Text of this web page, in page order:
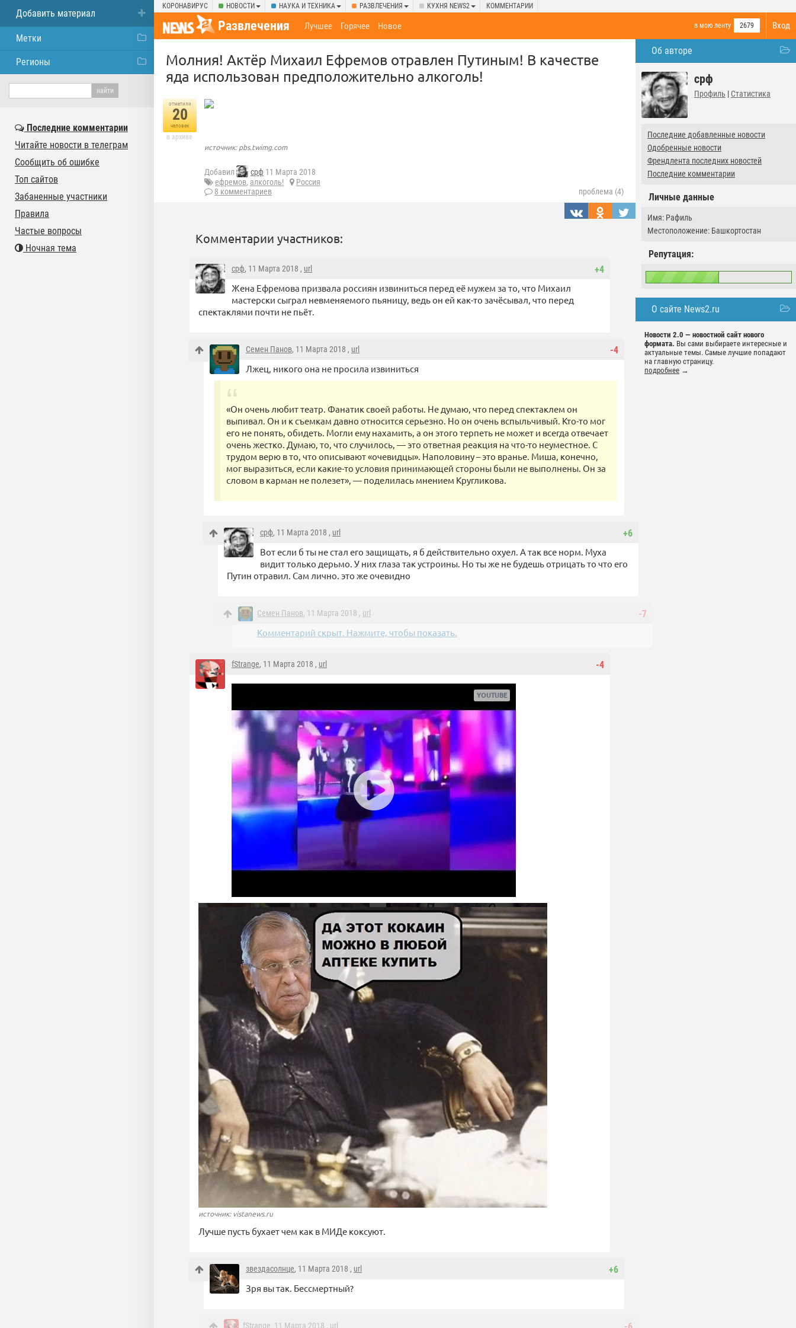
КОРОНАВИРУС НОВОСТИ НАУКА И ТЕХНИКА РАЗВЛЕЧЕНИЯ КУХНЯ NEWS2 КОММЕНТАРИИ
Вход
Развлечения в мою ленту 2679
Лучшее Горячее Новое
Об авторе
срф
Профиль | Статистика
Последние добавленные новости
Одобренные новости
Френдлента последних новостей
Последние комментарии
Личные данные
Имя: Рафиль
Местоположение: Башкортостан
Репутация:
О сайте News2.ru
Новости 2.0 — новостной сайт нового
формата. Вы сами выбираете интересные и
актуальные темы. Самые лучшие попадают
на главную страницу.
подробнее →
Молния! Актёр Михаил Ефремов отравлен Путиным! В качестве
яда использован предположительно алкоголь!
отметили
20
человек
в архиве
источник: pbs.twimg.com
Добавил срф 11 Марта 2018
ефремов, алкоголь!
Россия
8 комментариев
проблема (4)
Комментарии участников:
+4
срф, 11 Марта 2018 , url
Жена Ефремова призвала россиян извиниться перед её мужем за то, что Михаил
мастерски сыграл невменяемого пьяницу, ведь он ей как-то зачёсывал, что перед
спектаклями почти не пьёт.
-4
Семен Панов, 11 Марта 2018 , url
Лжец, никого она не просила извиниться
«Он очень любит театр. Фанатик своей работы. Не думаю, что перед спектаклем он
выпивал. Он и к съемкам давно относится серьезно. Но он очень вспыльчивый. Кто-то мог
его не понять, обидеть. Могли ему нахамить, а он этого терпеть не может и всегда отвечает
очень жестко. Думаю, то, что случилось, — это ответная реакция на что-то неуместное. С
трудом верю в то, что описывают «очевидцы». Наполовину – это вранье. Миша, конечно,
мог выразиться, если какие-то условия принимающей стороны были не выполнены. Он за
словом в карман не полезет», — поделилась мнением Кругликова.
+6
срф, 11 Марта 2018 , url
Вот если б ты не стал его защищать, я б действительно охуел. А так все норм. Муха
видит только дерьмо. У них глаза так устроины. Но ты же не будешь отрицать то что его
Путин отравил. Сам лично. это же очевидно
-7
Семен Панов, 11 Марта 2018 , url
Комментарий скрыт. Нажмите, чтобы показать.
-4
fStrange, 11 Марта 2018 , url
источник: vistanews.ru
Лучше пусть бухает чем как в МИДе коксуют.
+6
звездасолнце, 11 Марта 2018 , url
Зря вы так. Бессмертный?
fStrange, 11 Марта 2018 , url
Добавить материал
Метки
Регионы
Последние комментарии
Читайте новости в телеграм
Сообщить об ошибке
Топ сайтов
Забаненные участники
Правила
Частые вопросы
Ночная тема